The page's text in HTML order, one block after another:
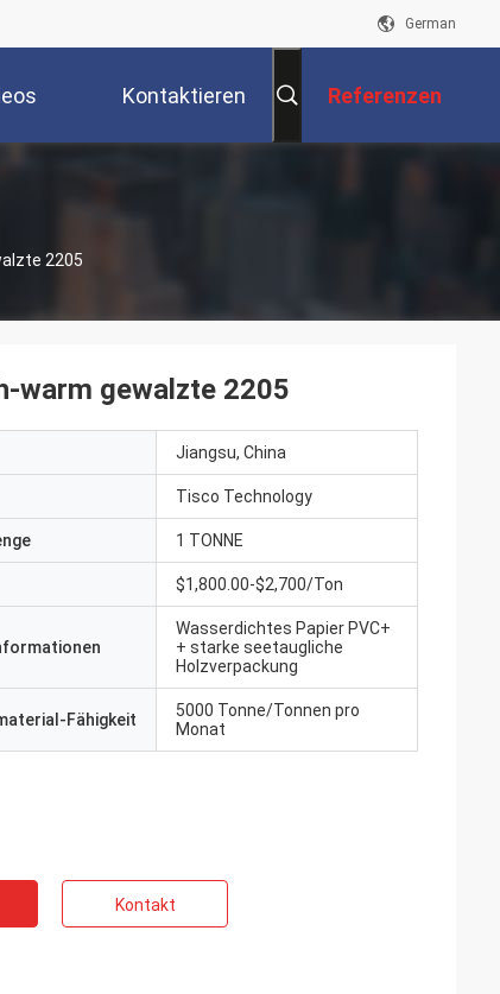
German
Kontaktieren Referenzen
2205
warm gewalzte 2205
Jiangsu, China
Tisco Technology
1 TONNE
$1,800.00-$2,700/Ton
Wasserdichtes Papier PVC+
+ starke seetaugliche
Holzverpackung
Fähigkeit
5000 Tonne/Tonnen pro
Monat
Kontakt